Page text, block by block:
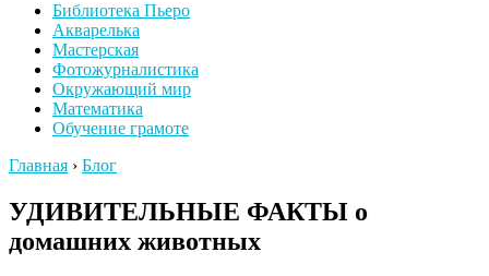
Библиотека Пьеро
Акварелька
Мастерская
Фотожурналистика
Окружающий мир
Математика
Обучение грамоте
Главная › Блог
УДИВИТЕЛЬНЫЕ ФАКТЫ о
домашних животных